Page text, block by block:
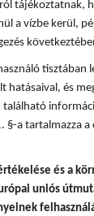
tájékoztatnak,
a vízbe kerül,
tisztában
hatásaival, és
található
§-a tartalmazza
és a
uniós